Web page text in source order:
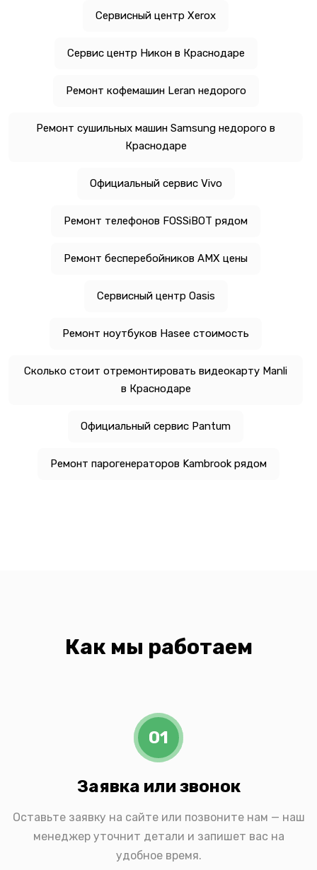
Сервисный центр Xerox
Сервис центр Никон в Краснодаре
Ремонт кофемашин Leran недорого
Ремонт сушильных машин Samsung недорого в
Краснодаре
Официальный сервис Vivo
Ремонт телефонов FOSSiBOT рядом
Ремонт бесперебойников AMX цены
Сервисный центр Oasis
Ремонт ноутбуков Hasee стоимость
Сколько стоит отремонтировать видеокарту Manli
в Краснодаре
Официальный сервис Pantum
Ремонт парогенераторов Kambrook рядом
Как мы работаем
01
Заявка или звонок
Оставьте заявку на сайте или позвоните нам — наш
менеджер уточнит детали и запишет вас на
удобное время.